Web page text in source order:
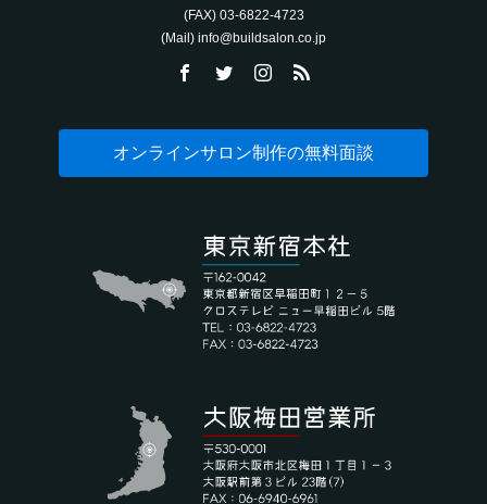
(FAX) 03-6822-4723‬
(Mail) info@buildsalon.co.jp
オンラインサロン制作の無料面談